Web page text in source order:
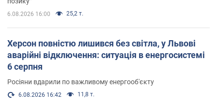
6.08.2026 16:00 25,2 т.
Херсон повністю лишився без світла, у Львові
аварійні відключення: ситуація в енергосистемі
6 серпня
Росіяни вдарили по важливому енергооб'єкту
6.08.2026 16:42 11,8 т.